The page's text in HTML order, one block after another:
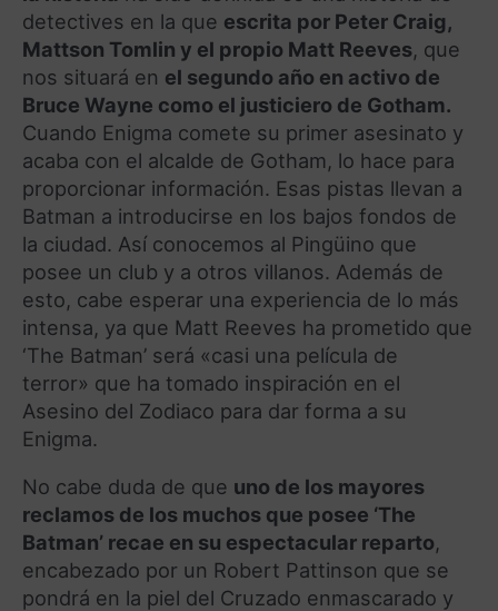
detectives en la que escrita por Peter Craig,
Mattson Tomlin y el propio Matt Reeves, que
nos situará en el segundo año en activo de
Bruce Wayne como el justiciero de Gotham.
Cuando Enigma comete su primer asesinato y
acaba con el alcalde de Gotham, lo hace para
proporcionar información. Esas pistas llevan a
Batman a introducirse en los bajos fondos de
la ciudad. Así conocemos al Pingüino que
posee un club y a otros villanos. Además de
esto, cabe esperar una experiencia de lo más
intensa, ya que Matt Reeves ha prometido que
‘The Batman’ será «casi una película de
terror» que ha tomado inspiración en el
Asesino del Zodiaco para dar forma a su
Enigma.
No cabe duda de que uno de los mayores
reclamos de los muchos que posee ‘The
Batman’ recae en su espectacular reparto,
encabezado por un Robert Pattinson que se
pondrá en la piel del Cruzado enmascarado y